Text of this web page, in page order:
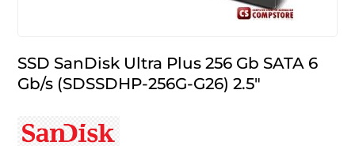
SSD SanDisk Ultra Plus 256 Gb SATA 6
Gb/s (SDSSDHP-256G-G26) 2.5"